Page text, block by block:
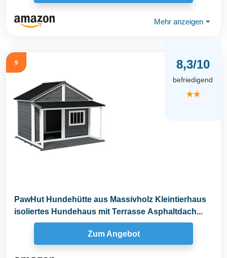
Mehr anzeigen ⏷
9 8,3/10
befriedigend
★★
PawHut Hundehütte aus Massivholz Kleintierhaus
isoliertes Hundehaus mit Terrasse Asphaltdach...
Zum Angebot